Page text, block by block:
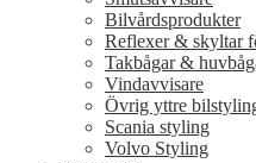
Bilvårdsprodukter
Reflexer & skyltar
Takbågar &
Vindavvisare
Övrig yttre
Scania styling
Volvo Styling